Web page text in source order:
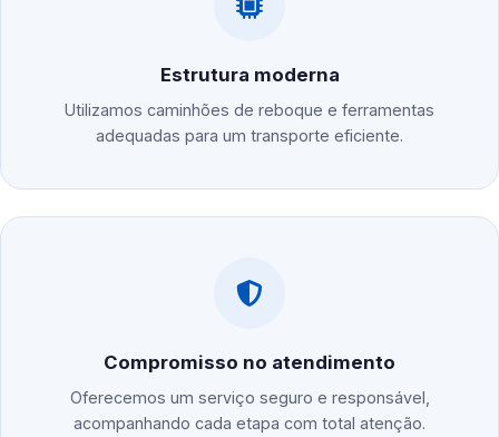
Estrutura moderna
Utilizamos caminhões de reboque e ferramentas
adequadas para um transporte eficiente.
Compromisso no atendimento
Oferecemos um serviço seguro e responsável,
acompanhando cada etapa com total atenção.